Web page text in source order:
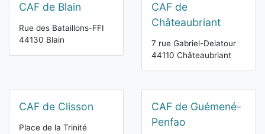
CAF de Blain
Rue des Bataillons-FFI
44130 Blain
CAF de
Châteaubriant
7 rue Gabriel-Delatour
44110 Châteaubriant
CAF de Clisson
Place de la Trinité
CAF de Guémené-
Penfao